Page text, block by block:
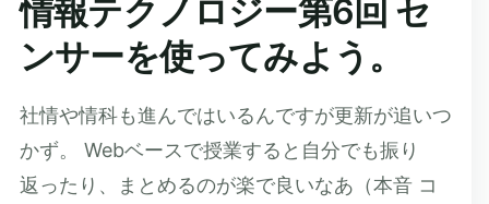
情報テクノロジー第6回 セ
ンサーを使ってみよう。
社情や情科も進んではいるんですが更新が追いつ
かず。 Webベースで授業すると自分でも振り
返ったり、まとめるのが楽で良いなあ（本音 コ